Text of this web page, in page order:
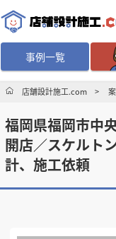
事例一覧
無料相談
デザイン設計・施工
店舗・商業施設の
店舗設計施工.com
福岡県福岡市中
開店／スケルト
計、施工依頼